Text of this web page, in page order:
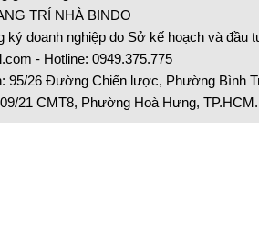
TRÍ NHÀ BINDO
ký doanh nghiệp do Sở kế hoạch và đầu
- Hotline: 0949.375.775
95/26 Đường Chiến lược, Phường Bình
21 CMT8, Phường Hoà Hưng,